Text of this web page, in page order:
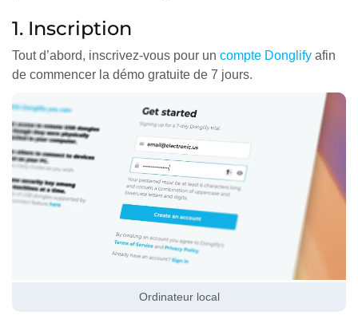
1. Inscription
Tout d’abord, inscrivez-vous pour un compte Donglify afin
de commencer la démo gratuite de 7 jours.
Ordinateur local